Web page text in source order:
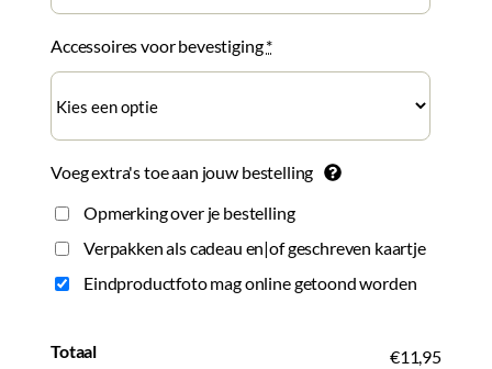
Accessoires voor bevestiging*
Voeg extra's toe aan jouw bestelling
Opmerking over je bestelling
Verpakken als cadeau en|of geschreven kaartje
Eindproductfoto mag online getoond worden
Totaal €11,95